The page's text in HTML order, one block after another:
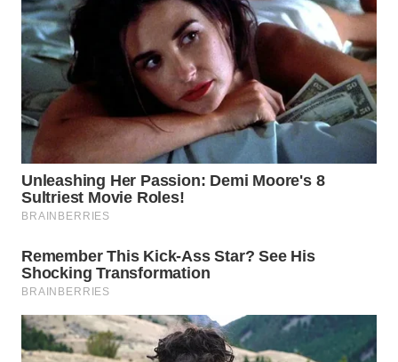
WN
TAPANULI
SELATAN
WN
TANJUNG
WN
KARO
WN
SIMALUNGUN
WN
LABUHANBATU